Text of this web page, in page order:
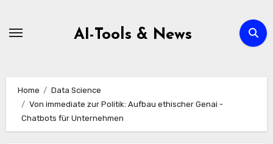
AI-Tools & News
Home
Data Science
Von immediate zur Politik: Aufbau ethischer Genai -
Chatbots für Unternehmen